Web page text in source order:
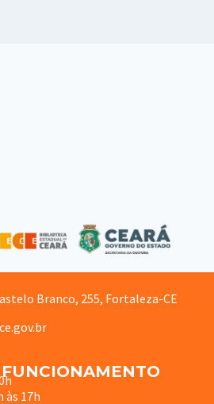
Branco, 255, Fortaleza-CE
às 17h